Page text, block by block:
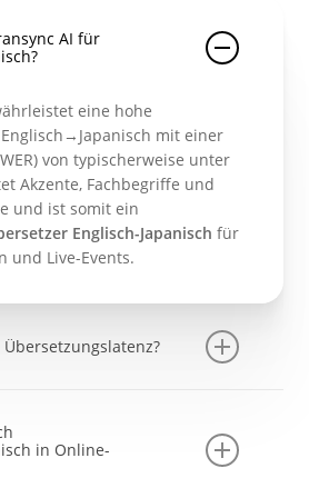
AI für
eine hohe
mit einer
von typischerweise unter
Akzente, Fachbegriffe und
und ist somit ein
Englisch-Japanisch für
und Live-Events.
der englischen Sprache zur
beträgt weniger als 0,5
ein natürlicher
in Online-